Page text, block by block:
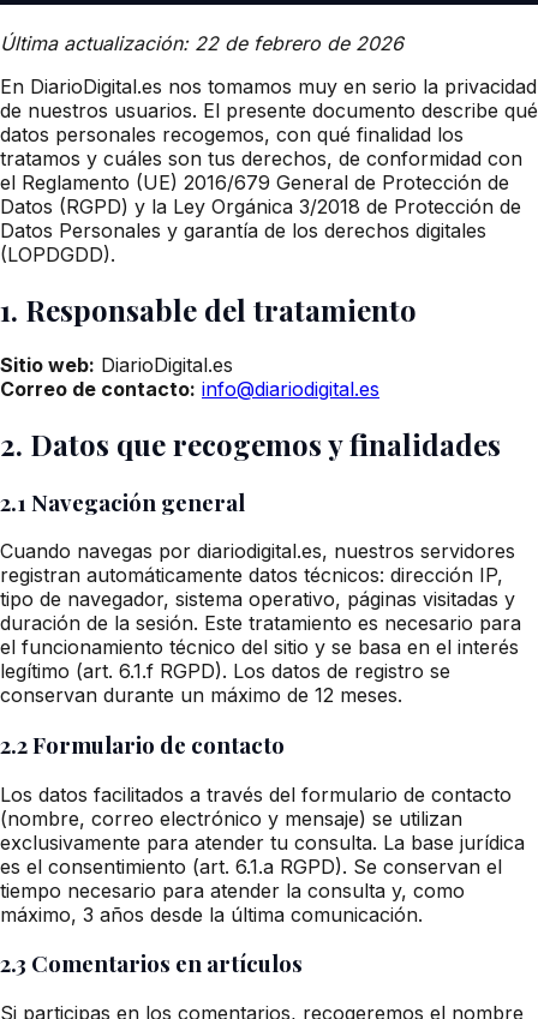
Última actualización: 22 de febrero de 2026
En DiarioDigital.es nos tomamos muy en serio la privacidad
de nuestros usuarios. El presente documento describe qué
datos personales recogemos, con qué finalidad los
tratamos y cuáles son tus derechos, de conformidad con
el Reglamento (UE) 2016/679 General de Protección de
Datos (RGPD) y la Ley Orgánica 3/2018 de Protección de
Datos Personales y garantía de los derechos digitales
(LOPDGDD).
1. Responsable del tratamiento
Sitio web: DiarioDigital.es
Correo de contacto: info@diariodigital.es
2. Datos que recogemos y finalidades
2.1 Navegación general
Cuando navegas por diariodigital.es, nuestros servidores
registran automáticamente datos técnicos: dirección IP,
tipo de navegador, sistema operativo, páginas visitadas y
duración de la sesión. Este tratamiento es necesario para
el funcionamiento técnico del sitio y se basa en el interés
legítimo (art. 6.1.f RGPD). Los datos de registro se
conservan durante un máximo de 12 meses.
2.2 Formulario de contacto
Los datos facilitados a través del formulario de contacto
(nombre, correo electrónico y mensaje) se utilizan
exclusivamente para atender tu consulta. La base jurídica
es el consentimiento (art. 6.1.a RGPD). Se conservan el
tiempo necesario para atender la consulta y, como
máximo, 3 años desde la última comunicación.
2.3 Comentarios en artículos
Si participas en los comentarios, recogeremos el nombre